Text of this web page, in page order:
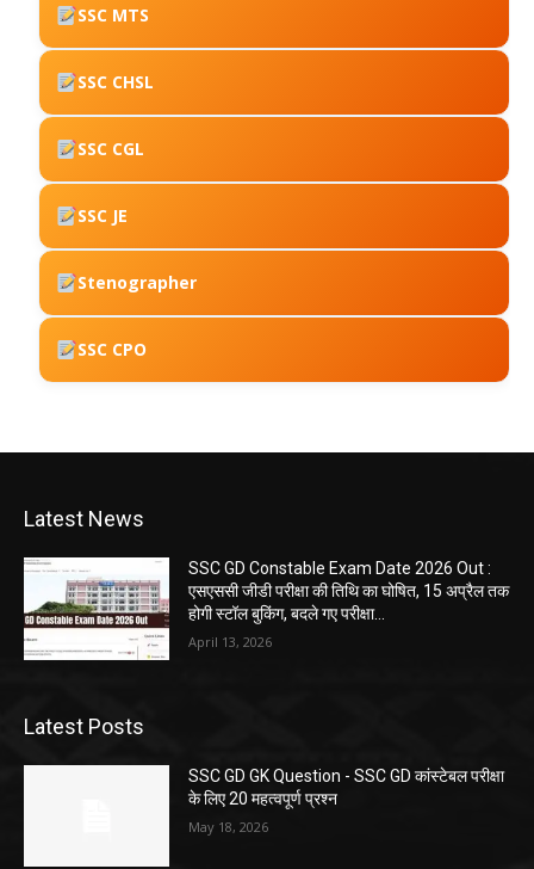
SSC MTS
SSC CHSL
SSC CGL
SSC JE
Stenographer
SSC CPO
Latest News
SSC GD Constable Exam Date 2026 Out :
एसएससी जीडी परीक्षा की तिथि का घोषित, 15 अप्रैल तक
होगी स्टॉल बुकिंग, बदले गए परीक्षा...
April 13, 2026
Latest Posts
SSC GD GK Question ​- SSC GD कांस्टेबल परीक्षा
के लिए 20 महत्वपूर्ण प्रश्न
May 18, 2026